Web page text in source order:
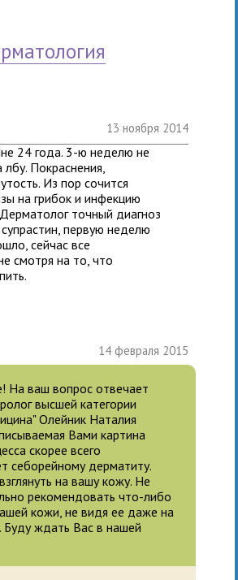
13 ноября 2014
24 года. 3-ю неделю не
Покраснения,
Из пор сочится
на грибок и инфекцию
точный диагноз
первую неделю
сейчас все
смотря на то, что
14 февраля 2015
На ваш вопрос отвечает
высшей категории
Олейник Наталия
Вами картина
скорее всего
себорейному дерматиту.
на вашу кожу. Не
рекомендовать что-либо
кожи, не видя ее даже на
Буду ждать Вас в нашей